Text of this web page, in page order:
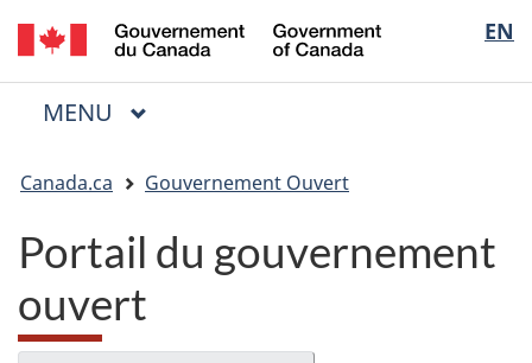
Passer
au
contenu
Passer
à
« Au
Passer
à
la
EN
of
Menu
MENU PRINCIPAL
êtes
ici
Canada.ca Gouvernement Ouvert
Portail du gouvernement
ouvert